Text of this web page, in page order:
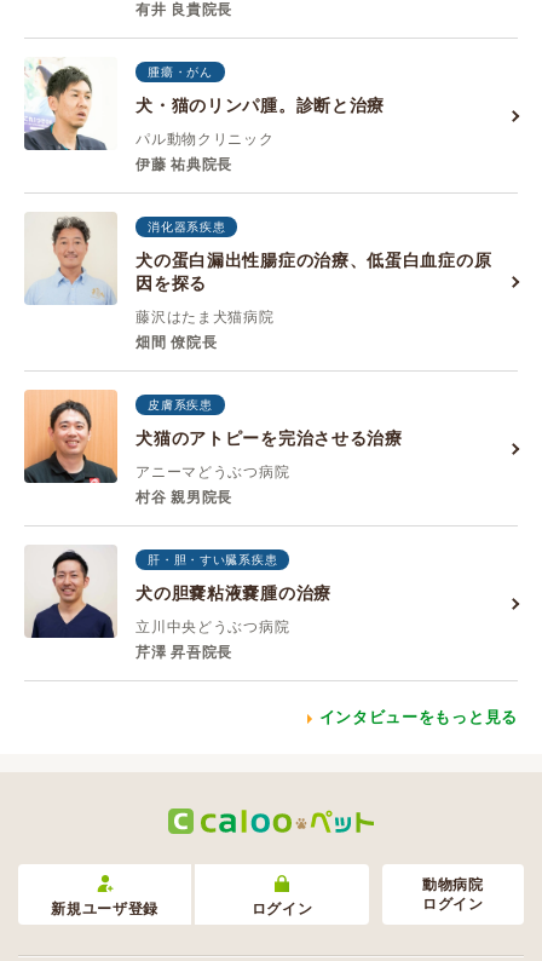
有井 良貴院長
腫瘍・がん
犬・猫のリンパ腫。診断と治療
パル動物クリニック
伊藤 祐典院長
消化器系疾患
犬の蛋白漏出性腸症の治療、低蛋白血症の原
因を探る
藤沢はたま犬猫病院
畑間 僚院長
皮膚系疾患
犬猫のアトピーを完治させる治療
アニーマどうぶつ病院
村谷 親男院長
肝・胆・すい臓系疾患
犬の胆嚢粘液嚢腫の治療
立川中央どうぶつ病院
芹澤 昇吾院長
インタビューをもっと見る
新規ユーザ登録 ログイン
動物病院
ログイン